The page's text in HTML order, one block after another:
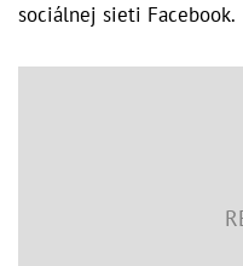
sociálnej sieti Facebook.